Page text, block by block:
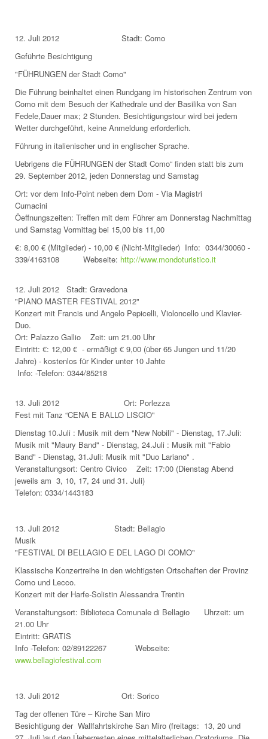
12. Juli 2012 Stadt: Como
Geführte Besichtigung
"FÜHRUNGEN der Stadt Como"
Die Führung beinhaltet einen Rundgang im historischen Zentrum von
Como mit dem Besuch der Kathedrale und der Basilika von San
Fedele,Dauer max; 2 Stunden. Besichtigungstour wird bei jedem
Wetter durchgeführt, keine Anmeldung erforderlich.
Führung in italienischer und in englischer Sprache.
Uebrigens die FÜHRUNGEN der Stadt Como“ finden statt bis zum
29. September 2012, jeden Donnerstag und Samstag
Ort: vor dem Info-Point neben dem Dom - Via Magistri
Cumacini
Öeffnungszeiten: Treffen mit dem Führer am Donnerstag Nachmittag
und Samstag Vormittag bei 15,00 bis 11,00
€: 8,00 € (Mitglieder) - 10,00 € (Nicht-Mitglieder) Info: 0344/30060 -
339/4163108 Webseite: http://www.mondoturistico.it
12. Juli 2012 Stadt: Gravedona
"PIANO MASTER FESTIVAL 2012"
Konzert mit Francis und Angelo Pepicelli, Violoncello und Klavier-
Duo.
Ort: Palazzo Gallio Zeit: um 21.00 Uhr
Eintritt: €: 12,00 € - ermäßigt € 9,00 (über 65 Jungen und 11/20
Jahre) - kostenlos für Kinder unter 10 Jahte
Info: -Telefon: 0344/85218
13. Juli 2012 Ort: Porlezza
Fest mit Tanz “CENA E BALLO LISCIO"
Dienstag 10.Juli : Musik mit dem "New Nobili" - Dienstag, 17.Juli:
Musik mit "Maury Band" - Dienstag, 24.Juli : Musik mit "Fabio
Band" - Dienstag, 31.Juli: Musik mit "Duo Lariano" .
Veranstaltungsort: Centro Civico Zeit: 17:00 (Dienstag Abend
jeweils am 3, 10, 17, 24 und 31. Juli)
Telefon: 0334/1443183
13. Juli 2012 Stadt: Bellagio
Musik
"FESTIVAL DI BELLAGIO E DEL LAGO DI COMO"
Klassische Konzertreihe in den wichtigsten Ortschaften der Provinz
Como und Lecco.
Konzert mit der Harfe-Solistin Alessandra Trentin
Veranstaltungsort: Biblioteca Comunale di Bellagio Uhrzeit: um
21.00 Uhr
Eintritt: GRATIS
Info -Telefon: 02/89122267 Webseite:
www.bellagiofestival.com
13. Juli 2012 Ort: Sorico
Tag der offenen Türe – Kirche San Miro
Besichtigung der Wallfahrtskirche San Miro (freitags: 13, 20 und